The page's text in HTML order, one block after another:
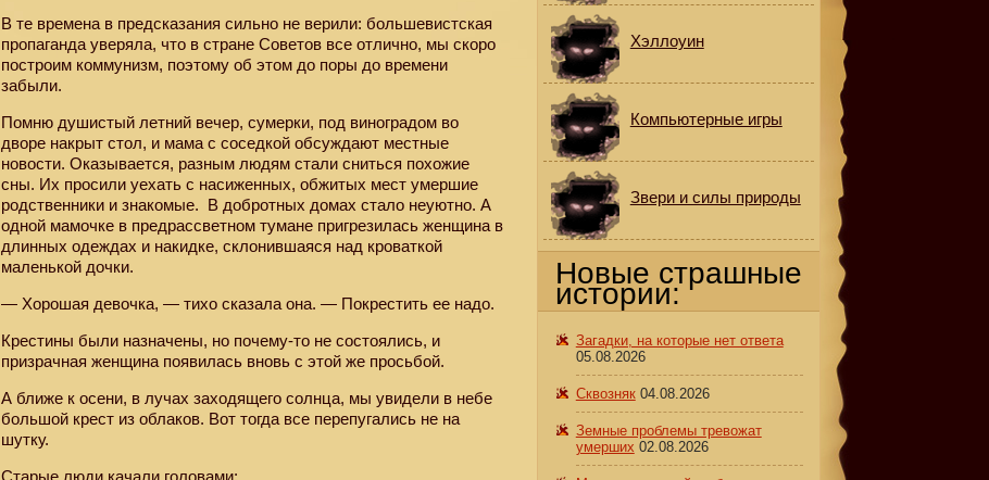
В те времена в предсказания сильно не верили: большевистская
пропаганда уверяла, что в стране Советов все отлично, мы скоро
построим коммунизм, поэтому об этом до поры до времени
забыли.
Помню душистый летний вечер, сумерки, под виноградом во
дворе накрыт стол, и мама с соседкой обсуждают местные
новости. Оказывается, разным людям стали сниться похожие
сны. Их просили уехать с насиженных, обжитых мест умершие
родственники и знакомые.
В добротных домах стало неуютно. А
одной мамочке в предрассветном тумане пригрезилась женщина в
длинных одеждах и накидке, склонившаяся над кроваткой
маленькой дочки.
— Хорошая девочка, — тихо сказала она. — Покрестить ее надо.
Крестины были назначены, но почему-то не состоялись, и
призрачная женщина появилась вновь с этой же просьбой.
А ближе к осени, в лучах заходящего солнца, мы увидели в небе
большой крест из облаков. Вот тогда все перепугались не на
шутку.
Хэллоуин
Компьютерные игры
Звери и силы природы
Новые страшные
истории:
Загадки, на которые нет ответа
05.08.2026
Сквозняк 04.08.2026
Земные проблемы тревожат
умерших 02.08.2026